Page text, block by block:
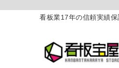
看板業17年の信頼実績